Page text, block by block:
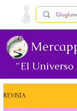
"El Universo
REVISTA